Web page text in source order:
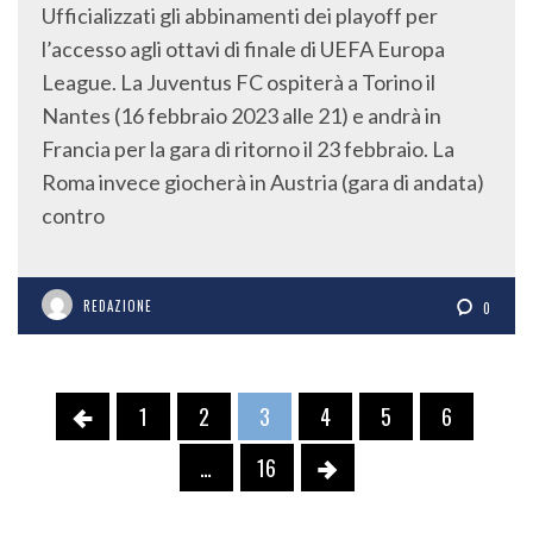
Ufficializzati gli abbinamenti dei playoff per
l’accesso agli ottavi di finale di UEFA Europa
League. La Juventus FC ospiterà a Torino il
Nantes (16 febbraio 2023 alle 21) e andrà in
Francia per la gara di ritorno il 23 febbraio. La
Roma invece giocherà in Austria (gara di andata)
contro
REDAZIONE 0
1 2 3 4 5
6
…
16